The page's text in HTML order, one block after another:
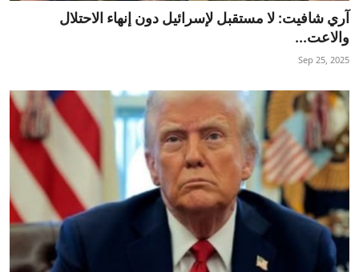
آري شافيت: لا مستقبل لإسرائيل دون إنهاء الاحتلال
والاعت...
Sep 25, 2025